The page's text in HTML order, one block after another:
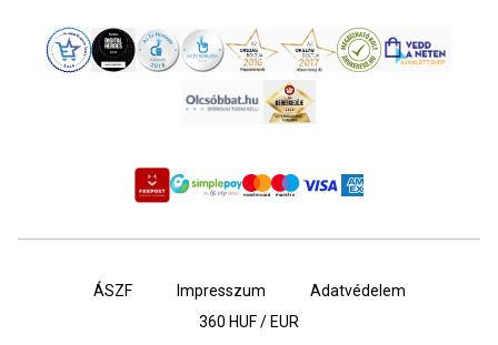
ÁSZF Impresszum
Adatvédelem
360 HUF / EUR